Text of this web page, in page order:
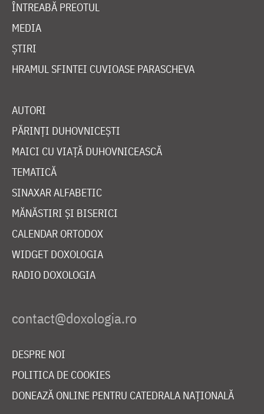
ÎNTREABĂ PREOTUL
MEDIA
ȘTIRI
HRAMUL SFINTEI CUVIOASE PARASCHEVA
AUTORI
PĂRINȚI DUHOVNICEȘTI
MAICI CU VIAȚĂ DUHOVNICEASCĂ
TEMATICĂ
SINAXAR ALFABETIC
MĂNĂSTIRI ȘI BISERICI
CALENDAR ORTODOX
WIDGET DOXOLOGIA
RADIO DOXOLOGIA
DESPRE NOI
POLITICA DE COOKIES
DONEAZĂ ONLINE PENTRU CATEDRALA NAȚIONALĂ